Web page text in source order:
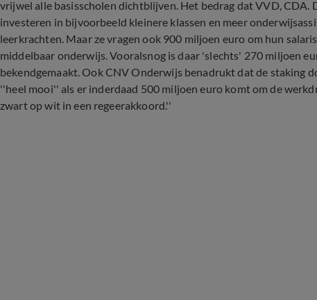
vrijwel alle basisscholen dichtblijven. Het bedrag dat VVD,
investeren in bijvoorbeeld kleinere klassen en meer
leerkrachten. Maar ze vragen ook 900 miljoen euro om hun
middelbaar onderwijs. Vooralsnog is daar 'slechts' 270 miljoen
bekendgemaakt. Ook CNV Onderwijs benadrukt dat de staking
''heel mooi'' als er inderdaad 500 miljoen euro komt om de
zwart op wit in een regeerakkoord.''